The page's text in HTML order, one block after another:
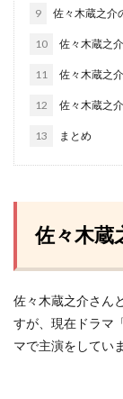
9 佐々木蔵之介
10 佐々木蔵之
11 佐々木蔵之
12 佐々木蔵之
13 まとめ
佐々木蔵
佐々木蔵之介さん
すが、現在ドラマ
マで主演をしてい